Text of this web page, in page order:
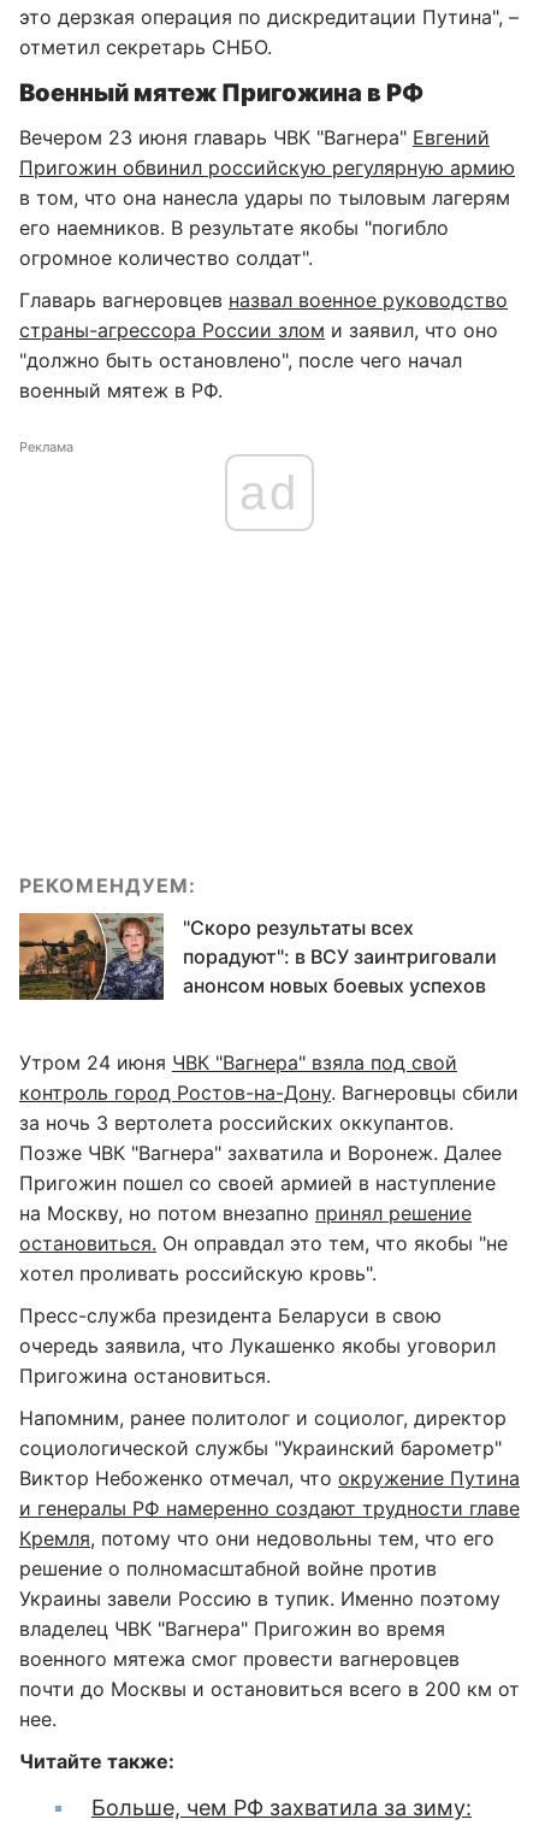
это дерзкая операция по дискредитации Путина", –
отметил секретарь СНБО.
Военный мятеж Пригожина в РФ
Вечером 23 июня главарь ЧВК "Вагнера" Евгений
Пригожин обвинил российскую регулярную армию
в том, что она нанесла удары по тыловым лагерям
его наемников. В результате якобы "погибло
огромное количество солдат".
Главарь вагнеровцев назвал военное руководство
страны-агрессора России злом и заявил, что оно
"должно быть остановлено", после чего начал
военный мятеж в РФ.
Реклама
ad
РЕКОМЕНДУЕМ:
"Скоро результаты всех
порадуют": в ВСУ заинтриговали
анонсом новых боевых успехов
Утром 24 июня ЧВК "Вагнера" взяла под свой
контроль город Ростов-на-Дону. Вагнеровцы сбили
за ночь 3 вертолета российских оккупантов.
Позже ЧВК "Вагнера" захватила и Воронеж. Далее
Пригожин пошел со своей армией в наступление
на Москву, но потом внезапно принял решение
остановиться. Он оправдал это тем, что якобы "не
хотел проливать российскую кровь".
Пресс-служба президента Беларуси в свою
очередь заявила, что Лукашенко якобы уговорил
Пригожина остановиться.
Напомним, ранее политолог и социолог, директор
социологической службы "Украинский барометр"
Виктор Небоженко отмечал, что окружение Путина
и генералы РФ намеренно создают трудности главе
Кремля, потому что они недовольны тем, что его
решение о полномасштабной войне против
Украины завели Россию в тупик. Именно поэтому
владелец ЧВК "Вагнера" Пригожин во время
военного мятежа смог провести вагнеровцев
почти до Москвы и остановиться всего в 200 км от
нее.
Читайте также:
Больше, чем РФ захватила за зиму: